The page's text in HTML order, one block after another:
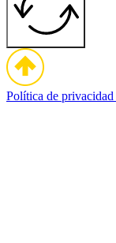
Política de privacidad